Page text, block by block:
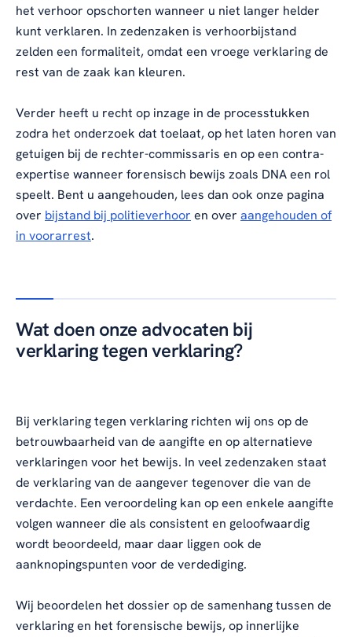
het verhoor opschorten wanneer u niet langer helder
kunt verklaren. In zedenzaken is verhoorbijstand
zelden een formaliteit, omdat een vroege verklaring de
rest van de zaak kan kleuren.
Verder heeft u recht op inzage in de processtukken
zodra het onderzoek dat toelaat, op het laten horen van
getuigen bij de rechter-commissaris en op een contra-
expertise wanneer forensisch bewijs zoals DNA een rol
speelt. Bent u aangehouden, lees dan ook onze pagina
over bijstand bij politieverhoor en over aangehouden of
in voorarrest.
Wat doen onze advocaten bij
verklaring tegen verklaring?
Bij verklaring tegen verklaring richten wij ons op de
betrouwbaarheid van de aangifte en op alternatieve
verklaringen voor het bewijs. In veel zedenzaken staat
de verklaring van de aangever tegenover die van de
verdachte. Een veroordeling kan op een enkele aangifte
volgen wanneer die als consistent en geloofwaardig
wordt beoordeeld, maar daar liggen ook de
aanknopingspunten voor de verdediging.
Wij beoordelen het dossier op de samenhang tussen de
verklaring en het forensische bewijs, op innerlijke